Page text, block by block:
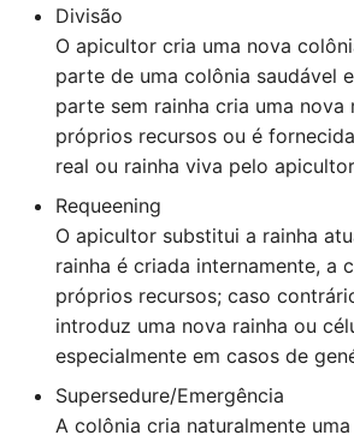
Divisão
O apicultor cria uma nova
parte de uma colônia saudável
parte sem rainha cria uma nova
próprios recursos ou é
real ou rainha viva pelo
Requeening
O apicultor substitui a rainha
rainha é criada internamente, a
próprios recursos; caso
introduz uma nova rainha ou
especialmente em casos de
Supersedure/Emergência
A colônia cria naturalmente